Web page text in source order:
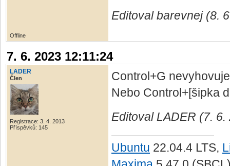
Editoval barevnej (8.
Offline
7. 6. 2023 12:11:24
LADER
Člen
Registrace: 3. 4. 2013
Příspěvků: 145
Control+G
Nebo Control+[šipka
Editoval LADER (7.
Ubuntu 22.04.4 LTS,